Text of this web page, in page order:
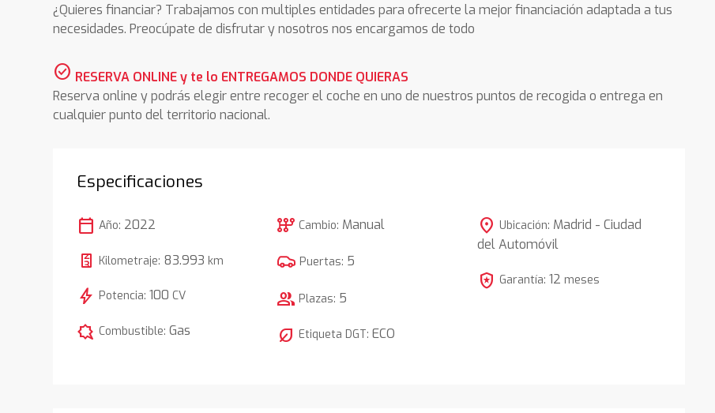
¿Quieres financiar? Trabajamos con multiples entidades para ofrecerte la mejor financiación adaptada a tus
necesidades. Preocúpate de disfrutar y nosotros nos encargamos de todo
check_circle RESERVA ONLINE y te lo ENTREGAMOS DONDE QUIERAS
Reserva online y podrás elegir entre recoger el coche en uno de nuestros puntos de recogida o entrega en
cualquier punto del territorio nacional.
Especificaciones
calendar_today Año: 2022
Kilometraje: 83.993 km
bolt Potencia:100 CV
comic_bubble Combustible:Gas
auto_transmission Cambio: Manual
Puertas: 5
group Plazas: 5
nest_eco_leaf Etiqueta DGT:ECO
location_on Ubicación: Madrid - Ciudad
del Automóvil
local_police Garantía: 12 meses